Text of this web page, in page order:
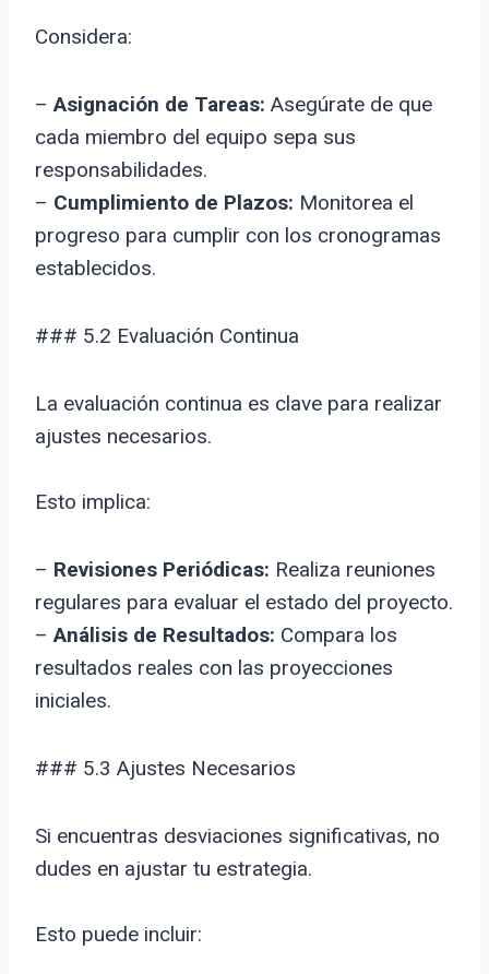
Considera:
–Asignación de Tareas: Asegúrate de que
cada miembro del equipo sepa sus
responsabilidades.
– Cumplimiento de Plazos: Monitorea el
progreso para cumplir con los cronogramas
establecidos.
### 5.2 Evaluación Continua
La evaluación continua es clave para realizar
ajustes necesarios.
Esto implica:
– Revisiones Periódicas: Realiza reuniones
regulares para evaluar el estado del proyecto.
–Análisis de Resultados: Compara los
resultados reales con las proyecciones
iniciales.
### 5.3 Ajustes Necesarios
Si encuentras desviaciones significativas, no
dudes en ajustar tu estrategia.
Esto puede incluir: